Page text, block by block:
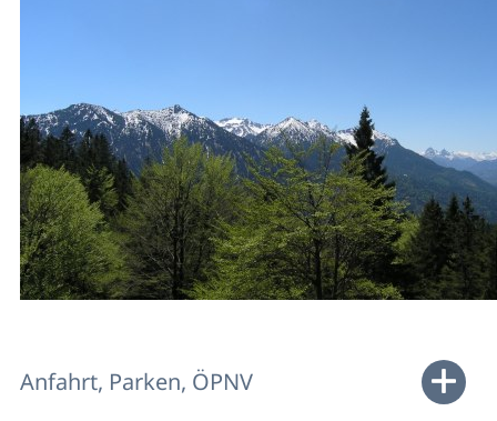
Anfahrt, Parken, ÖPNV